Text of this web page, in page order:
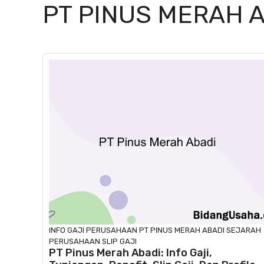
PT PINUS MERAH
INFO GAJI PERUSAHAAN PT PINUS MERAH ABADI SEJARAH
PERUSAHAAN SLIP GAJI
PT Pinus Merah Abadi: Info Gaji,